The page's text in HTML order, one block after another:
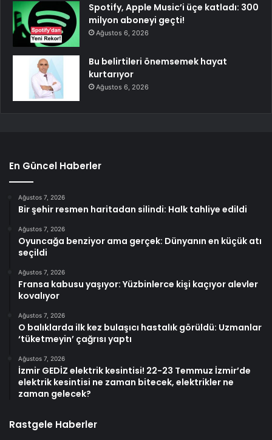
Spotify, Apple Music’i üçe katladı: 300
milyon aboneyi geçti!
Ağustos 6, 2026
Bu belirtileri önemsemek hayat
kurtarıyor
Ağustos 6, 2026
En Güncel Haberler
Ağustos 7, 2026
Bir şehir resmen haritadan silindi: Halk tahliye edildi
Ağustos 7, 2026
Oyuncağa benziyor ama gerçek: Dünyanın en küçük atı
seçildi
Ağustos 7, 2026
Fransa kabusu yaşıyor: Yüzbinlerce kişi kaçıyor alevler
kovalıyor
Ağustos 7, 2026
O balıklarda ilk kez bulaşıcı hastalık görüldü: Uzmanlar
‘tüketmeyin’ çağrısı yaptı
Ağustos 7, 2026
İzmir GEDİZ elektrik kesintisi! 22-23 Temmuz İzmir’de
elektrik kesintisi ne zaman bitecek, elektrikler ne
zaman gelecek?
Rastgele Haberler